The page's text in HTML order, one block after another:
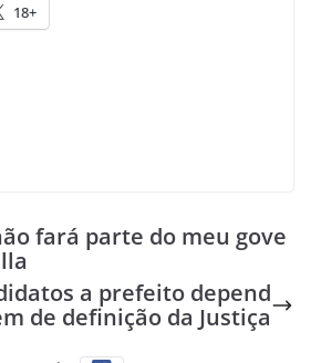
18+
fará parte do meu gove
a prefeito depend
de definição da Justiça